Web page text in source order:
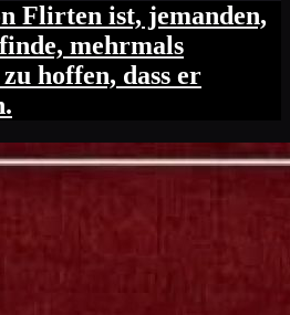
Flirten ist, jemanden,
mehrmals
hoffen, dass er